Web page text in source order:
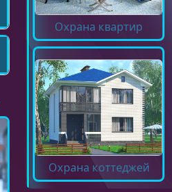
Охрана квартир
Охрана коттеджей